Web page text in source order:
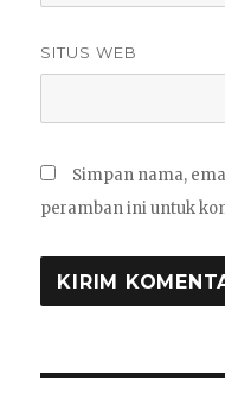
SITUS WEB
Simpan nama,
peramban ini untuk